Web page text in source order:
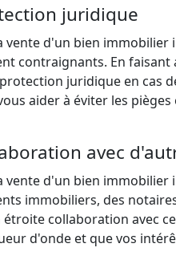
juridique
vente d'un bien
contraignants. En faisant
juridique en cas
aider à éviter les
avec
vente d'un bien
immobiliers, des
collaboration avec
d'onde et que vos